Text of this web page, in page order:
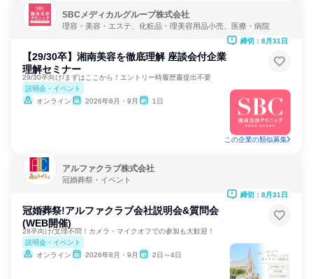
SBCメディカルグループ株式会社
理容・美容・エステ、化粧品・理美容用品小売、医療・病院
【29/30卒】湘南美容を徹底理解 座談会付企業
理解セミナー
29/30卒向け/まずはここから！エントリー時履歴書提出不要
説明会・イベント
オンライン
2026年8月・9月 1日
締切：8月31日
この企業の類似募集
アルファクラブ株式会社
冠婚葬祭・イベント
冠婚葬祭!アルファクラブ会社説明会&質問会
(WEB開催)
28卒向け/文理不問！カメラ・マイクオフでの参加も大歓迎！
説明会・イベント
オンライン
2026年8月・9月 2日～4日
締切：8月31日